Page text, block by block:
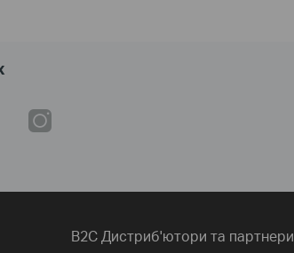
B2C Дистриб'ютори та партнери